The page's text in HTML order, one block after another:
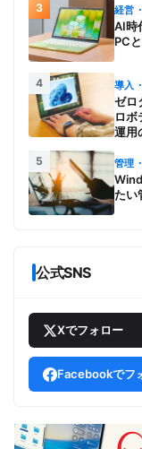
3 経営
AI時
PC
4 導入
ゼロ
ロボ
運用
5 管理
たい
公式SNS
Xでフォロー
Facebookでフ